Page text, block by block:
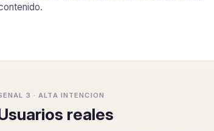
3 · ALTA INTENCION
reales